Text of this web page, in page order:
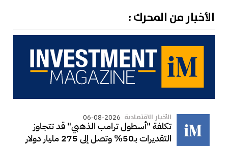
الأخبار من المحرك :
الأخبار الاقتصادية 06-08-2026
تكلفة "أسطول ترامب الذهبي" قد تتجاوز
التقديرات بـ50% وتصل إلى 275 مليار دولار